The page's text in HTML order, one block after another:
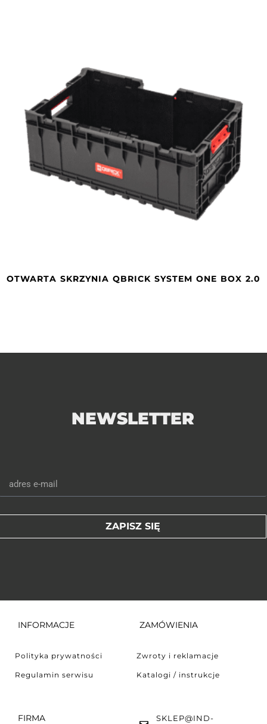
OTWARTA SKRZYNIA QBRICK SYSTEM ONE BOX 2.0
NEWSLETTER
ZAPISZ SIĘ
INFORMACJE
Polityka prywatności
Regulamin serwisu
ZAMÓWIENIA
Zwroty i reklamacje
Katalogi / instrukcje
FIRMA
SKLEP@IND-